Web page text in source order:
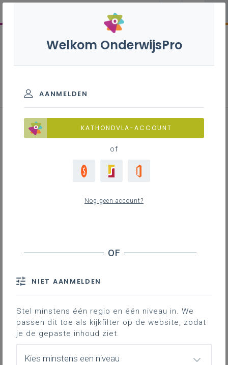
Download het nieuwe leerplan of bekijk het in
Inspirerend materiaal
Ondersteuning op de klasvloer.
Welkom OnderwijsPro
AANMELDEN
KATHONDVLA-ACCOUNT
of
Nog geen account?
NIET AANMELDEN
Stel minstens één regio en één niveau in. We
passen dit toe als kijkfilter op de website, zodat
je de gepaste inhoud ziet.
Kies minstens een niveau